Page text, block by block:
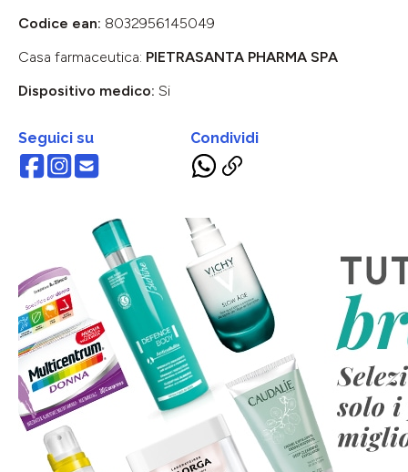
Codice ean: 8032956145049
Casa farmaceutica: PIETRASANTA PHARMA SPA
Dispositivo medico: Si
Seguici su Condividi